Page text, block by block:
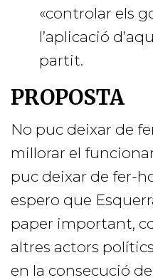
«controlar els
l’aplicació
partit.
PROPOSTA
No puc deixar de
millorar el
puc deixar de fer-
espero que
paper important,
altres actors
en la consecució